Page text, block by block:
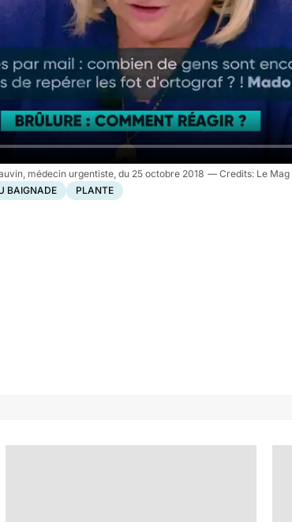
médecin urgentiste, du 25 octobre 2018
Le
BAIGNADE PLANTE